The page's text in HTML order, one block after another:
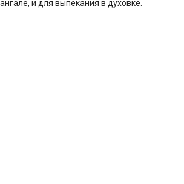
и для выпекания в духовке.